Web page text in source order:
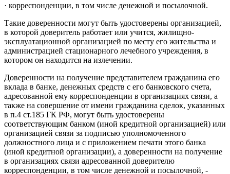
· корреспонденции, в том числе денежной и посылочной.
Такие доверенности могут быть удостоверены организацией,
в которой доверитель работает или учится, жилищно-
эксплуатационной организацией по месту его жительства и
администрацией стационарного лечебного учреждения, в
котором он находится на излечении.
Доверенности на получение представителем гражданина его
вклада в банке, денежных средств с его банковского счета,
адресованной ему корреспонденции в организациях связи, а
также на совершение от имени гражданина сделок, указанных
в п.4 ст.185 ГК РФ, могут быть удостоверены
соответствующим банком (иной кредитной организацией) или
организацией связи за подписью уполномоченного
должностного лица и с приложением печати этого банка
(иной кредитной организации), а доверенности на получение
в организациях связи адресованной доверителю
корреспонденции, в том числе денежной и посылочной, -